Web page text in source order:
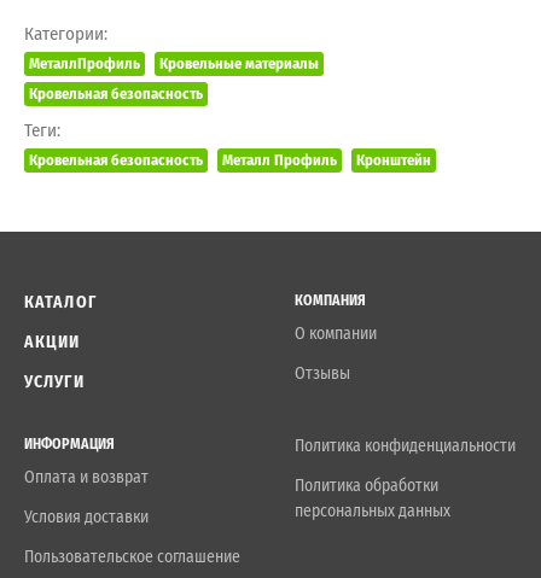
Категории:
МеталлПрофиль
Кровельные материалы
Кровельная безопасность
Теги:
Кровельная безопасность Металл Профиль Кронштейн
КАТАЛОГ
АКЦИИ
УСЛУГИ
КОМПАНИЯ
О компании
Отзывы
ИНФОРМАЦИЯ
Оплата и возврат
Условия доставки
Пользовательское соглашение
Политика конфиденциальности
Политика обработки
персональных данных